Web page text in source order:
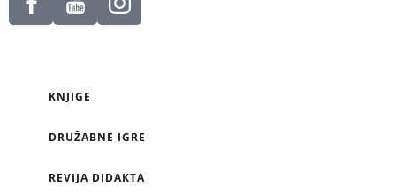
KNJIGE
DRUŽABNE IGRE
REVIJA DIDAKTA